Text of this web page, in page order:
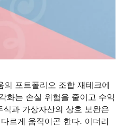
의 포트폴리오 조합 재테크에
화는 손실 위험을 줄이고 수익
과 가상자산의 상호 보완은
르게 움직이곤 한다. 이더리